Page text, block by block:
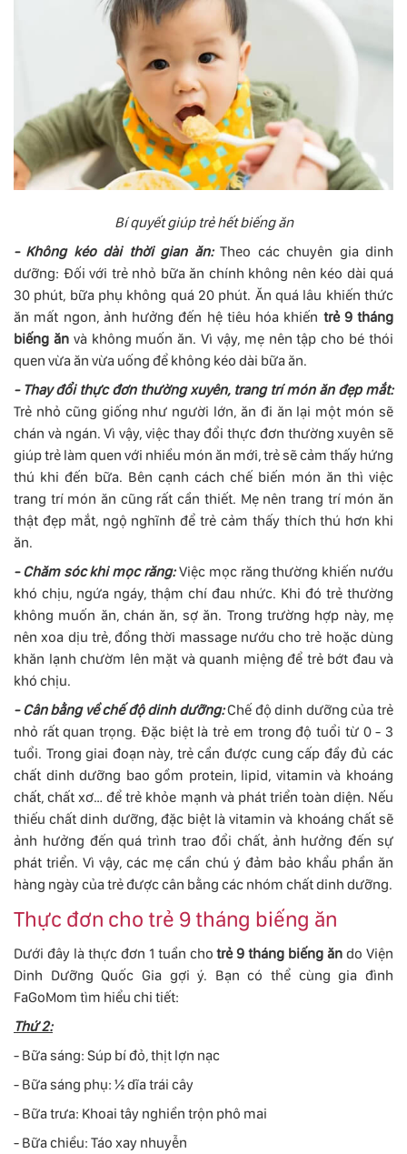
Bí quyết giúp trẻ hết biếng ăn
- Không kéo dài thời gian ăn:Theo các chuyên gia dinh
dưỡng: Đối với trẻ nhỏ bữa ăn chính không nên kéo dài quá
30 phút, bữa phụ không quá 20 phút. Ăn quá lâu khiến thức
ăn mất ngon, ảnh hưởng đến hệ tiêu hóa khiến trẻ 9 tháng
biếng ănvà không muốn ăn. Vì vậy, mẹ nên tập cho bé thói
quen vừa ăn vừa uống để không kéo dài bữa ăn.
- Thay đổi thực đơn thường xuyên, trang trí món ăn đẹp mắt:
Trẻ nhỏ cũng giống như người lớn, ăn đi ăn lại một món sẽ
chán và ngán. Vì vậy, việc thay đổi thực đơn thường xuyên sẽ
giúp trẻ làm quen với nhiều món ăn mới, trẻ sẽ cảm thấy hứng
thú khi đến bữa. Bên cạnh cách chế biến món ăn thì việc
trang trí món ăn cũng rất cần thiết. Mẹ nên trang trí món ăn
thật đẹp mắt, ngộ nghĩnh để trẻ cảm thấy thích thú hơn khi
ăn.
- Chăm sóc khi mọc răng:Việc mọc răng thường khiến nướu
khó chịu, ngứa ngáy, thậm chí đau nhức. Khi đó trẻ thường
không muốn ăn, chán ăn, sợ ăn. Trong trường hợp này, mẹ
nên xoa dịu trẻ, đồng thời massage nướu cho trẻ hoặc dùng
khăn lạnh chườm lên mặt và quanh miệng để trẻ bớt đau và
khó chịu.
- Cân bằng về chế độ dinh dưỡng:Chế độ dinh dưỡng của trẻ
nhỏ rất quan trọng. Đặc biệt là trẻ em trong độ tuổi từ 0 - 3
tuổi. Trong giai đoạn này, trẻ cần được cung cấp đầy đủ các
chất dinh dưỡng bao gồm protein, lipid, vitamin và khoáng
chất, chất xơ… để trẻ khỏe mạnh và phát triển toàn diện. Nếu
thiếu chất dinh dưỡng, đặc biệt là vitamin và khoáng chất sẽ
ảnh hưởng đến quá trình trao đổi chất, ảnh hưởng đến sự
phát triển. Vì vậy, các mẹ cần chú ý đảm bảo khẩu phần ăn
hàng ngày của trẻ được cân bằng các nhóm chất dinh dưỡng.
Thực đơn cho trẻ 9 tháng biếng ăn
Dưới đây là thực đơn 1 tuần chotrẻ 9 tháng biếng ăn do Viện
Dinh Dưỡng Quốc Gia gợi ý. Bạn có thể cùng gia đình
FaGoMom tìm hiểu chi tiết:
Thứ 2:
- Bữa sáng: Súp bí đỏ, thịt lợn nạc
- Bữa sáng phụ: ½ dĩa trái cây
- Bữa trưa: Khoai tây nghiền trộn phô mai
- Bữa chiều: Táo xay nhuyễn